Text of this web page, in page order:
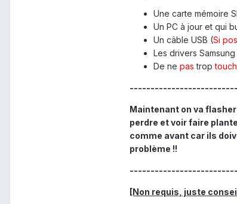
Une carte mémoire
Un PC à jour et qui
Un câble USB (Si
Les drivers Samsung
De ne pas trop
Maintenant on va
perdre et voir faire
comme avant car ils
problème !!
[Non requis, juste